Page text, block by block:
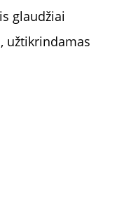
glaudžiai
užtikrindamas